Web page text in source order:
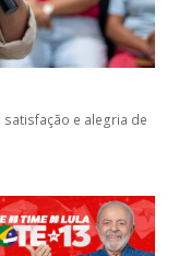
e alegria de